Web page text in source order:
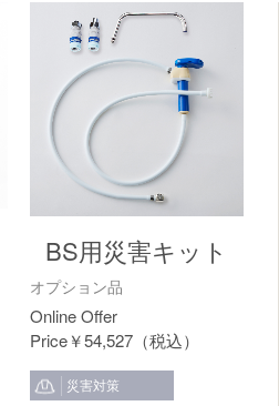
BS用災害キット
オプション品
￥54,527
災害対策